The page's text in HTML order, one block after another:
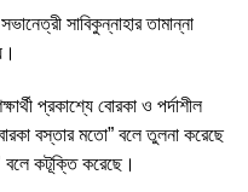
সাবিকুন্নাহার তামান্না
প্রকাশ্যে বোরকা ও পর্দাশীল
বস্তার মতো” বলে তুলনা করেছে
বলে কটূক্তি করেছে।